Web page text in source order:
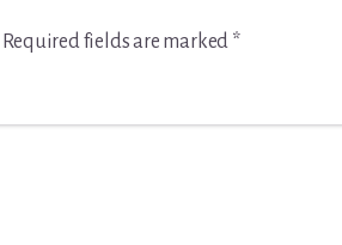
Required fields are marked *